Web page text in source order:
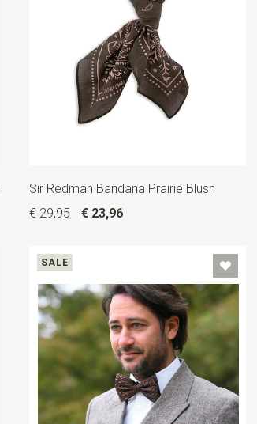
Sir Redman Bandana Prairie Blush
€ 29,95
€ 23,96
SALE